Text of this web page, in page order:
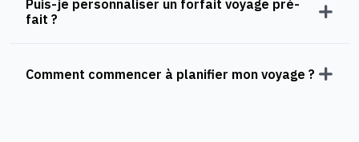
Puis-je personnaliser un forfait voyage pré-
fait ?
Comment commencer à planifier mon voyage ?